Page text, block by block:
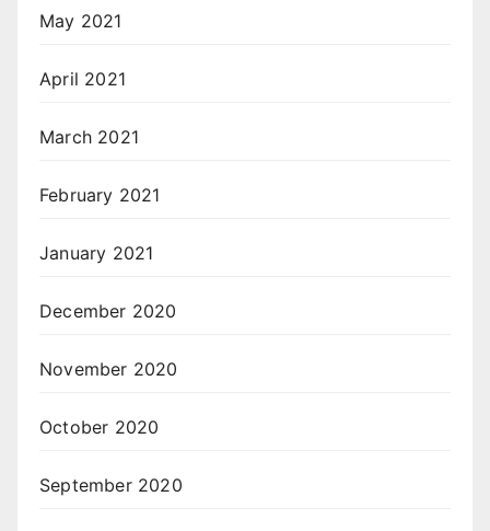
May 2021
April 2021
March 2021
February 2021
January 2021
December 2020
November 2020
October 2020
September 2020